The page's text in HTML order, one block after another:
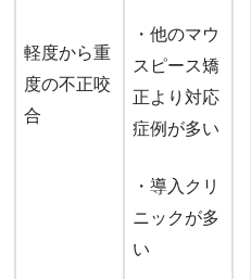
軽度から重
度の不正咬
合
・他のマウ
スピース矯
正より対応
症例が多い
・導入クリ
ニックが多
い